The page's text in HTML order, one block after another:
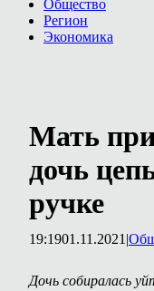
Общество
Регион
Экономика
Мать
дочь
ручке
19:1901.11.2021 |
Дочь собиралась